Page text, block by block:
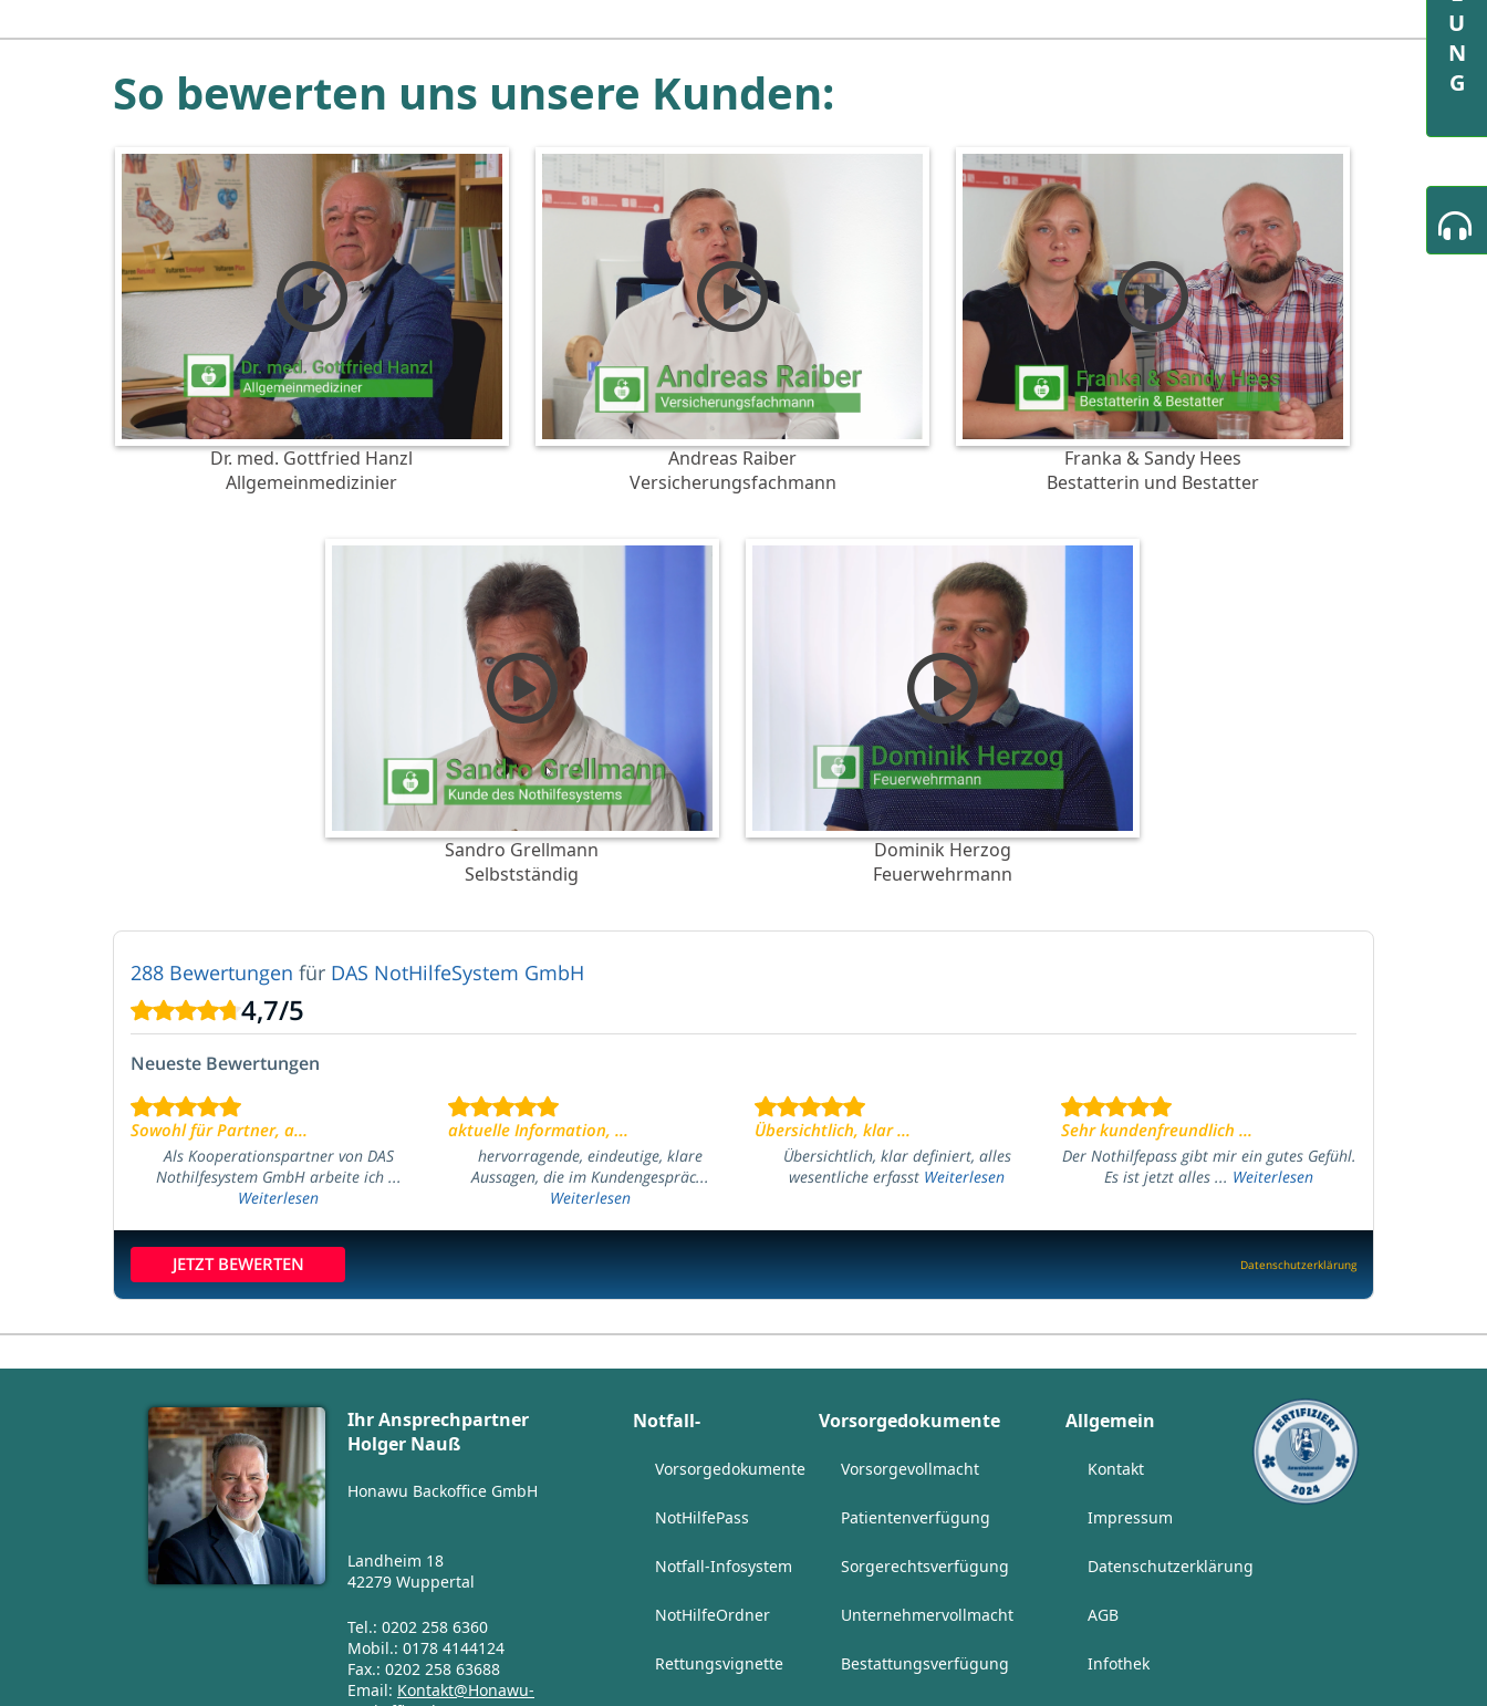
So bewerten uns unsere Kunden:
Dr. med. Gottfried Hanzl
Allgemeinmedizinier
Andreas Raiber
Versicherungsfachmann
Franka & Sandy Hees
Bestatterin und Bestatter
Sandro Grellmann
Selbstständig
Dominik Herzog
Feuerwehrmann
288 Bewertungen für DAS NotHilfeSystem GmbH
4,7/5
Neueste Bewertungen
Sowohl für Partner, a...
Als Kooperationspartner von DAS
Nothilfesystem GmbH arbeite ich ...
Weiterlesen
aktuelle Information, ...
hervorragende, eindeutige, klare
Aussagen, die im Kundengespräc...
Weiterlesen
Übersichtlich, klar ...
Übersichtlich, klar definiert, alles
wesentliche erfasst Weiterlesen
Sehr kundenfreundlich ...
Der Nothilfepass gibt mir ein gutes Gefühl.
Es ist jetzt alles ... Weiterlesen
JETZT BEWERTEN Datenschutzerklärung
Ihr Ansprechpartner
Holger Nauß
Honawu Backoffice GmbH
Landheim 18
42279 Wuppertal
Tel.: 0202 258 6360
Mobil.: 0178 4144124
Fax.: 0202 258 63688
Email: Kontakt@Honawu-
Notfall-
Bausteine
Vorsorgedokumente
NotHilfePass
Notfall-Infosystem
NotHilfeOrdner
Rettungsvignette
Vorsorgedokumente
Vorsorgevollmacht
Patientenverfügung
Sorgerechtsverfügung
Unternehmervollmacht
Bestattungsverfügung
Allgemein
Kontakt
Impressum
Datenschutzerklärung
AGB
Infothek